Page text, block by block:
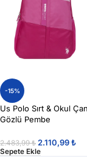
-15%
Us Polo Sırt & Okul
Gözlü Pembe
2.483,99₺ 2.110,99₺
Sepete Ekle